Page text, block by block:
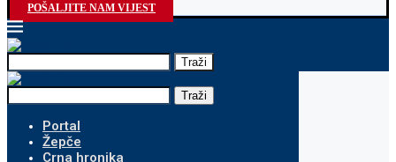
POŠALJITE NAM VIJEST
Traži
Traži
Portal
Žepče
Crna hronika